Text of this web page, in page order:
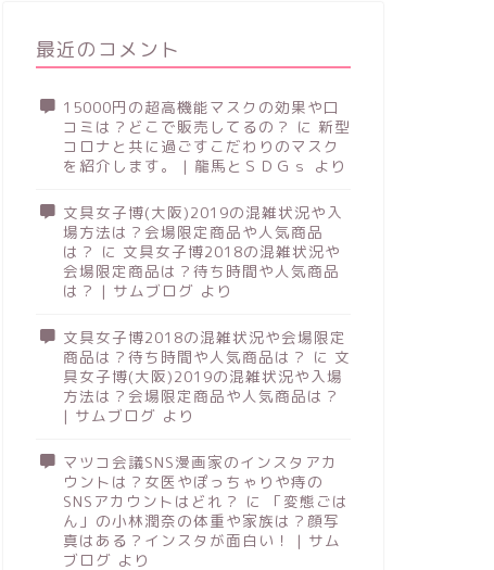
最近のコメント
15000円の超高機能マスクの効果や口
コミは？どこで販売してるの？ に 新型
コロナと共に過ごすこだわりのマスク
を紹介します。 | 龍馬とＳＤＧｓ
より
文具女子博(大阪)2019の混雑状況や入
場方法は？会場限定商品や人気商品
は？ に 文具女子博2018の混雑状況や
会場限定商品は？待ち時間や人気商品
は？ | サムブログ より
文具女子博2018の混雑状況や会場限定
商品は？待ち時間や人気商品は？ に 文
具女子博(大阪)2019の混雑状況や入場
方法は？会場限定商品や人気商品は？
| サムブログ より
マツコ会議SNS漫画家のインスタアカ
ウントは？女医やぽっちゃりや痔の
SNSアカウントはどれ？ に
「変態ごは
ん」の小林潤奈の体重や家族は？顔写
真はある？インスタが面白い！ | サム
ブログ より